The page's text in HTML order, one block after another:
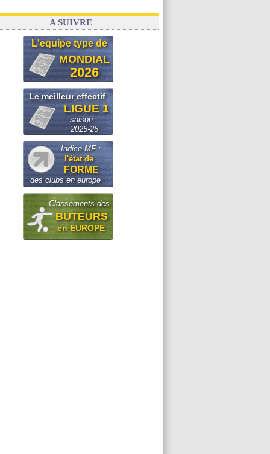
A SUIVRE
L'equipe type de
MONDIAL
2026
Le meilleur effectif
LIGUE 1
saison
2025-26
Indice MF :
l'état de
FORME
des clubs en europe
Classements des
BUTEURS
en EUROPE